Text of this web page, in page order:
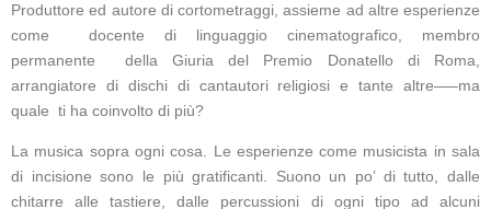
Produttore ed autore di cortometraggi, assieme ad altre esperienze
come docente di linguaggio cinematografico, membro
permanente della Giuria del Premio Donatello di Roma,
arrangiatore di dischi di cantautori religiosi e tante altre—–ma
quale ti ha coinvolto di più?
La musica sopra ogni cosa. Le esperienze come musicista in sala
di incisione sono le più gratificanti. Suono un po’ di tutto, dalle
chitarre alle tastiere, dalle percussioni di ogni tipo ad alcuni